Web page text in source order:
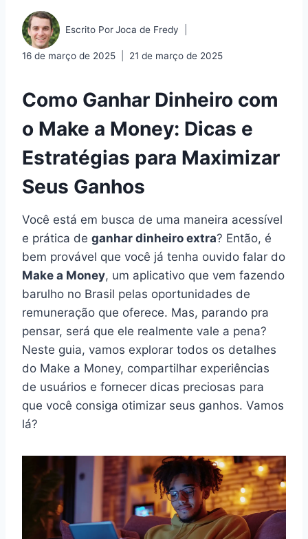
Escrito PorJoca de Fredy
16 de março de 2025 21 de março de 2025
Como Ganhar Dinheiro com
o Make a Money: Dicas e
Estratégias para Maximizar
Seus Ganhos
Você está em busca de uma maneira acessível
e prática de ganhar dinheiro extra? Então, é
bem provável que você já tenha ouvido falar do
Make a Money, um aplicativo que vem fazendo
barulho no Brasil pelas oportunidades de
remuneração que oferece. Mas, parando pra
pensar, será que ele realmente vale a pena?
Neste guia, vamos explorar todos os detalhes
do Make a Money, compartilhar experiências
de usuários e fornecer dicas preciosas para
que você consiga otimizar seus ganhos. Vamos
lá?